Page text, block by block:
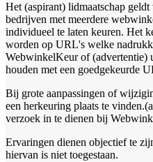
Het (aspirant) lidmaatschap
bedrijven met meerdere
individueel te laten keuren. Het
worden op URL's welke
WebwinkelKeur of (advertentie)
houden met een goedgekeurde
Bij grote aanpassingen of
een herkeuring plaats te
verzoek in te dienen bij
Ervaringen dienen objectief te
hiervan is niet toegestaan.